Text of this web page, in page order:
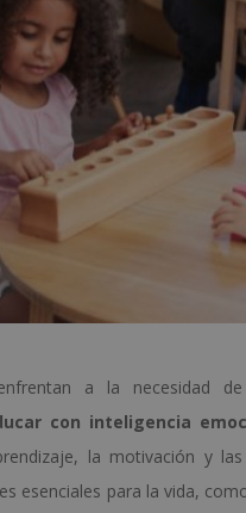
a la necesidad
con inteligencia
la motivación y
esenciales para la vida,